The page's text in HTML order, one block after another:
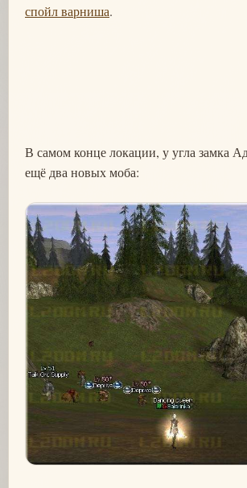
спойл варниша.
В самом конце локации, у угла замка
ещё два новых моба: